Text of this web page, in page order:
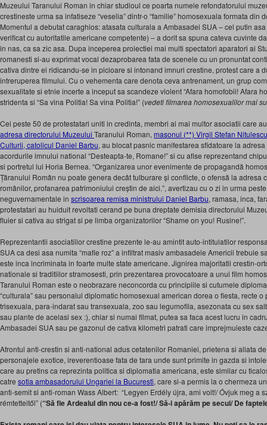
Muzeului Taranului Roman in chiar studioul ce poarta numele refondatorului
crestineste urma sa infatiseze “veselia” dintr-o “familie” homosexuala formata din
Momentul a debutat caraghios: atasata culturala a Ambasadei SUA – cel putin
verificat cu autoritatile americane competente) – a dorit sa spuna cateva cuvinte
in nas, ca sa zic asa. Dupa inceperea proiectiei mai multi spectatori aparatori ai
romanesti si-au exprimat vocal dezaprobarea fata de scenele cu un pronuntat
cativa dintre ei ridicandu-se in picioare si intonand imnuri crestine, protest care a
intreruperea filmului. Cu o vehementa care denota ceva antrenament, un grup
sexualitate si etnie incerte a inceput sa scandeze violent “Afara homofobii! Afara
stridenta si “Sa vina Politia! Sa vina Politia!” (vedeti filmarea homosexualilor mai
Cei peste 50 de protestatari uniti in credinta, membri ai mai multor asociatii care
adresa directorului Muzeului Taranului Roman, masonul (**) Virgil Stefan Nitulescu
Culturii, catolicul Daniel Barbu, au blocat pasnic manifestarea sfidatoare la
acordurile imnului national “Desteapta-te, Romane!” si cu afise reprezentand
si portretul lui Horia Bernea. “Organizarea unor evenimente de propagandă
Țăranului Român nu poate genera decât tulburare și conflicte, o ofensă la adresa
românilor, profanarea patrimoniului creștin de aici.”, avertizau cu o zi in urma
neguvernamentale in scrisoarea remisa ministrului Daniel Barbu, ramasa, inca,
protestatari au huiduit revoltati cerand pe buna dreptate demisia directorului
fluier si cativa au strigat si pe limba organizatorilor “Shame on you! Rusine!”.
Reprezentantii asociatiilor crestine prezente le-au amintit auto-intitulatilor
SUA ca desi asa numita “mafie roz” a infiltrat masiv ambasadele Americii trebuie
este inca incriminata in foarte multe state americane. Jignirea majoritatii crestin-
nationale si traditiilor stramosesti, prin prezentarea provocatoare a unui film
Taranului Roman este o neobrazare neconcorda cu principiile si cutumele
“culturala” sau personalul diplomatic homosexual american dorea o fiesta, recte
trisexuala, para-indarat sau transexuala, zoo sau legumofila, asezonata cu sex
sau plante de acelasi sex :), chiar si numai filmat, putea sa faca acest lucru in
Ambasadei SUA sau pe gazonul de cativa kilometri patrati care imprejmuieste
Afrontul anti-crestin si anti-national adus cetatenilor Romaniei, prietena si aliata
personajele exotice, ireverentioase fata de tara unde sunt primite in gazda si
care au pretins ca reprezinta politica si diplomatia americana, este similar cu
catre sotia ambasadorului Ungariei la Bucuresti, care si-a permis la o chermeza
anti-semit si anti-roman Wass Albert: “Legyen Erdély újra, ami volt!/ Óvjuk meg a
rémtetteitől” (“Să fie Ardealul din nou ce-a fost!/ Să-i apărăm pe secui/ De